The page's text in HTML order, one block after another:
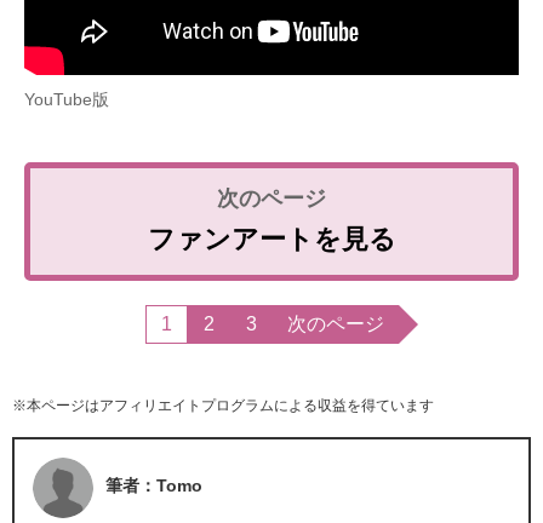
YouTube版
ファンアートを見る
1 2 3 次のページ
※本ページはアフィリエイトプログラムによる収益を得ています
筆者：Tomo